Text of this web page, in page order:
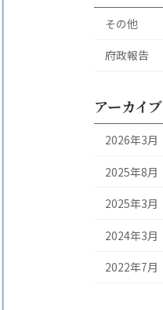
その他
府政報告
アーカイブ
2026年3月
2025年8月
2025年3月
2024年3月
2022年7月